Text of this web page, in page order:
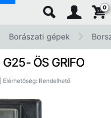
0
Borászati gépek
ÖS GRIFO
Rendelhető